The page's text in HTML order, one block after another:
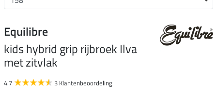
Equilibre
kids hybrid grip rijbroek Ilva
met zitvlak
4.7 3 Klantenbeoordeling